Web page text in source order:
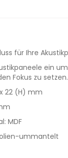
für Ihre
ein
Fokus zu setzen.
22 (H) mm
MDF
ummantelt